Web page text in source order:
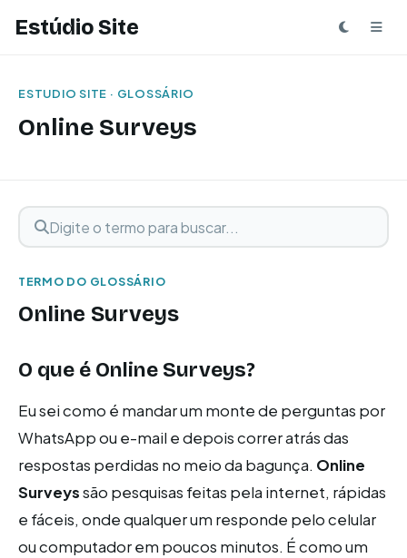
Estúdio Site
ESTUDIO SITE · GLOSSÁRIO
Online Surveys
Buscar termo
Digite o termo para buscar
TERMO DO GLOSSÁRIO
Online Surveys
O que é Online Surveys?
Eu sei como é mandar um monte de perguntas por
WhatsApp ou e-mail e depois correr atrás das
respostas perdidas no meio da bagunça. Online
Surveyssão pesquisas feitas pela internet, rápidas
e fáceis, onde qualquer um responde pelo celular
ou computador em poucos minutos. É como um